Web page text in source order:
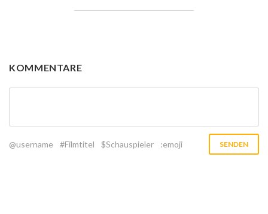
KOMMENTARE
@username #Filmtitel $Schauspieler :emoji